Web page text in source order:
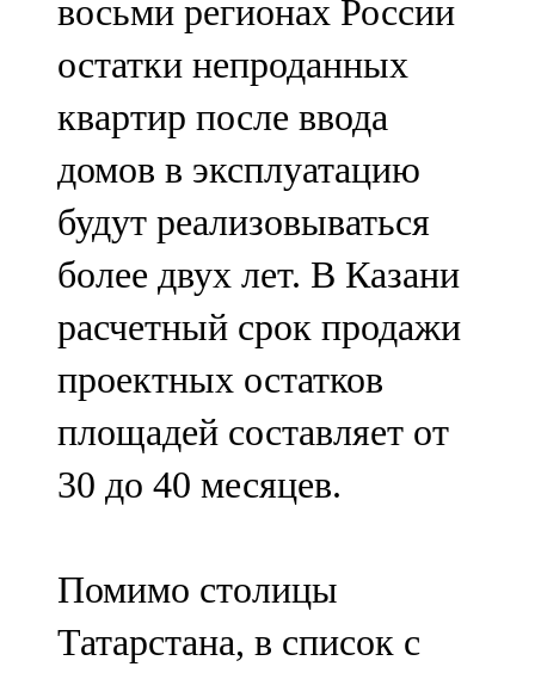
восьми регионах России
остатки непроданных
квартир после ввода
домов в эксплуатацию
будут реализовываться
более двух лет. В Казани
расчетный срок продажи
проектных остатков
площадей составляет от
30 до 40 месяцев.
Помимо столицы
Татарстана, в список с